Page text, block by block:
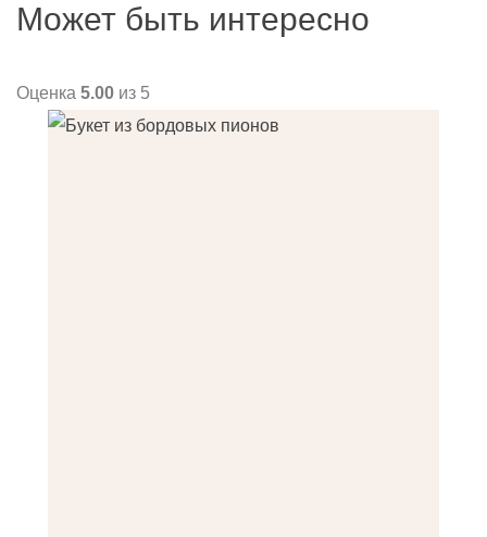
Может быть интересно
Оценка 5.00 из 5